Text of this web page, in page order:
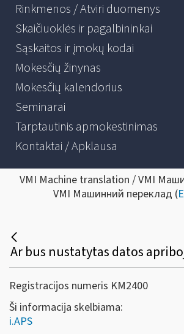
Rinkmenos / Atviri duomenys
Skaičiuoklės ir pagalbininkai
Sąskaitos ir įmokų kodai
Mokesčių žinynas
Mokesčių kalendorius
Seminarai
Tarptautinis apmokestinimas
Kontaktai / Apklausa
VMI Machine translation / VMI
VMI Машинний переклад (
Registracijos numeris KM2400
Ši informacija skelbiama:
i.APS